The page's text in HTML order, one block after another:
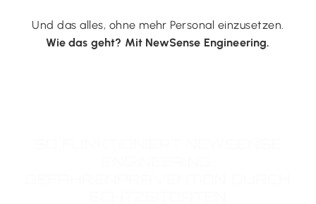
Und das alles, ohne mehr Personal einzusetzen.
Wie das geht? Mit NewSense Engineering.